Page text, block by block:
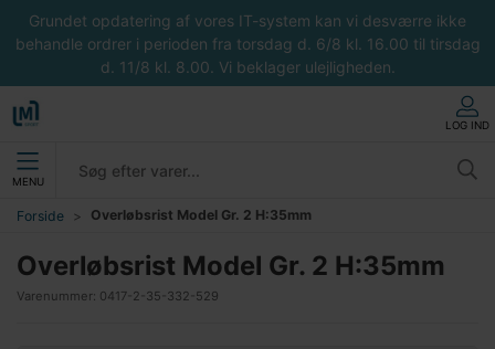
Grundet opdatering af vores IT-system kan vi desværre ikke
behandle ordrer i perioden fra torsdag d. 6/8 kl. 16.00 til tirsdag
d. 11/8 kl. 8.00. Vi beklager ulejligheden.
LOG IND
MENU
Forside Overløbsrist Model Gr. 2 H:35mm
Overløbsrist Model Gr. 2 H:35mm
Varenummer: 0417-2-35-332-529